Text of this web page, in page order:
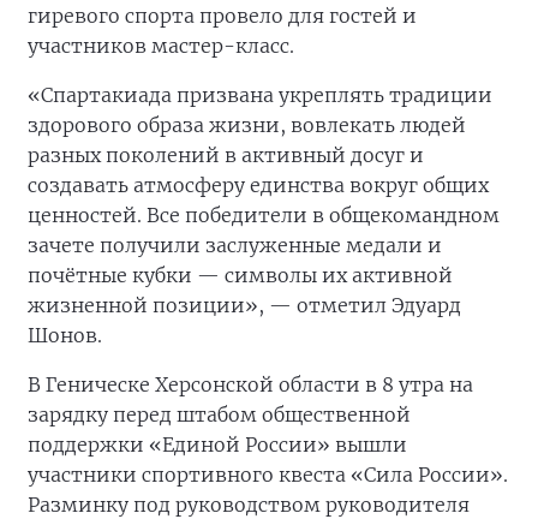
гиревого спорта провело для гостей и
участников мастер-класс.
«Спартакиада призвана укреплять традиции
здорового образа жизни, вовлекать людей
разных поколений в активный досуг и
создавать атмосферу единства вокруг общих
ценностей. Все победители в общекомандном
зачете получили заслуженные медали и
почётные кубки — символы их активной
жизненной позиции», — отметил Эдуард
Шонов.
В Геническе Херсонской области в 8 утра на
зарядку перед штабом общественной
поддержки «Единой России» вышли
участники спортивного квеста «Сила России».
Разминку под руководством руководителя